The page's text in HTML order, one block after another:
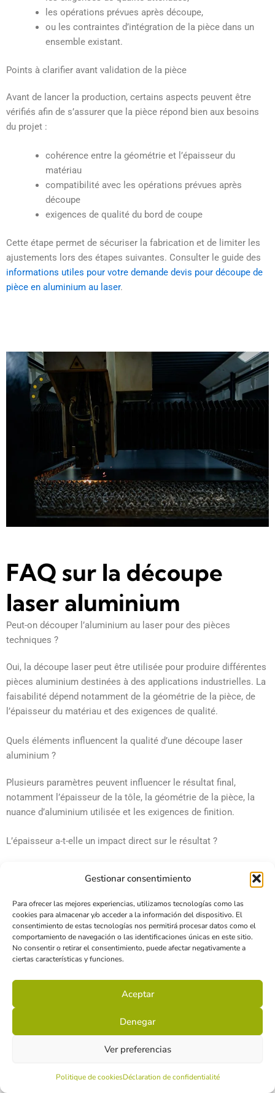
Gestionar consentimiento
Para ofrecer las mejores experiencias, utilizamos tecnologías como las
cookies para almacenar y/o acceder a la información del dispositivo. El
consentimiento de estas tecnologías nos permitirá procesar datos como el
comportamiento de navegación o las identificaciones únicas en este sitio.
No consentir o retirar el consentimiento, puede afectar negativamente a
ciertas características y funciones.
Aceptar
Denegar
Ver preferencias
Politique de cookiesDéclaration de confidentialité
les opérations prévues après découpe,
ou les contraintes d’intégration de la pièce dans un
ensemble existant.
Points à clarifier avant validation de la pièce
Avant de lancer la production, certains aspects peuvent être
vérifiés afin de s’assurer que la pièce répond bien aux besoins
du projet :
cohérence entre la géométrie et l’épaisseur du
matériau
compatibilité avec les opérations prévues après
découpe
exigences de qualité du bord de coupe
Cette étape permet de sécuriser la fabrication et de limiter les
ajustements lors des étapes suivantes. Consulter le guide des
informations utiles pour votre demande devis pour découpe de
pièce en aluminium au laser.
FAQ sur la découpe
laser aluminium
Peut-on découper l’aluminium au laser pour des pièces
techniques ?
Oui, la découpe laser peut être utilisée pour produire différentes
pièces aluminium destinées à des applications industrielles. La
faisabilité dépend notamment de la géométrie de la pièce, de
l’épaisseur du matériau et des exigences de qualité.
Quels éléments influencent la qualité d’une découpe laser
aluminium ?
Plusieurs paramètres peuvent influencer le résultat final,
notamment l’épaisseur de la tôle, la géométrie de la pièce, la
nuance d’aluminium utilisée et les exigences de finition.
L’épaisseur a-t-elle un impact direct sur le résultat ?
coupe se réalise et l’aspect du chant obtenu sur la pièce.
Quelles informations fournir pour une pièce aluminium sur
mesure ?
Il est généralement utile de disposer d’un fichier ou d’un plan de
contraintes d’usage ou d’assemblage prévues.
Quand faut-il étudier une autre solution que la découpe laser ?
opérations prévues ensuite, d’autres procédés de fabrication